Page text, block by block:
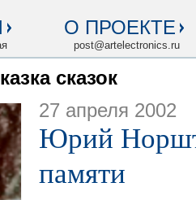
О ПРОЕКТЕ
post@artelectronics.ru
сказок
27 апреля 2002
Юрий
памяти